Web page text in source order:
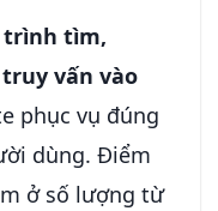
trình tìm,
vấn vào
phục vụ đúng
dùng. Điểm
ở số lượng từ